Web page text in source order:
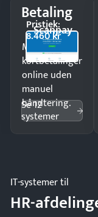
Betaling
Scanpay
Pristjek:
8.460 kr
Modtag
kortbetalinger
online uden
manuel
håndtering.
Se 12
systemer
IT-systemer til
HR-